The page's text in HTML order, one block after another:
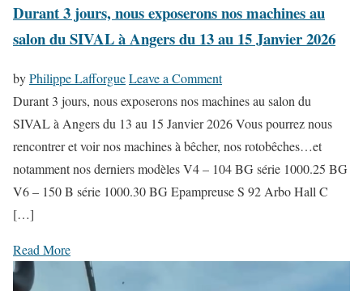
i
c
d
e
v
o
s
c
t
Durant 3 jours, nous exposerons nos machines au
salon du SIVAL à Angers du 13 au 15 Janvier 2026
byPhilippe LafforgueLeave a Commento
n
D
u
r
a
3
Durant 3 jours, nous exposerons nos machines au salon du
SIVAL à Angers du 13 au 15 Janvier 2026 Vous pourrez nous
rencontrer et voir nos machines à bêcher, nos rotobêches…et
notamment nos derniers modèles V4 – 104 BG série 1000.25 BG
V6 – 150 B série 1000.30 BG Epampreuse S 92 Arbo Hall C
[…]
Read More